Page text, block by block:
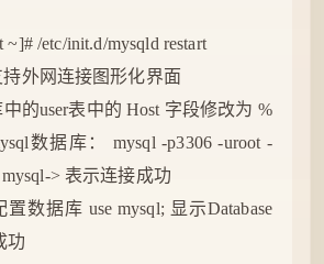
~]# /etc/init.d/mysqld restart
持外网连接图形化界面
中的user表中的 Host 字段修改为 %
数据库： mysql -p3306 -uroot -
> 表示连接成功
置数据库 use mysql; 显示Database
功